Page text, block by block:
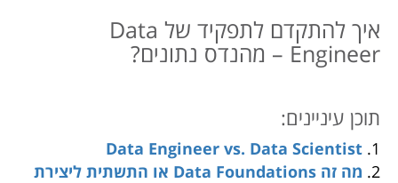
איך להתקדם לתפקיד של Data
Engineer – מהנדס נתונים?
תוכן עיניינים:
Data Engineer vs. Data Scientist
מה זה Data Foundations או התשתית ליצירת